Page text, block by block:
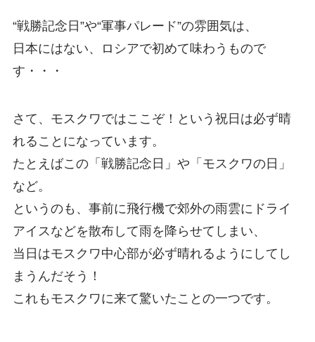
“戦勝記念日”や“軍事パレード”の雰囲気は、
日本にはない、ロシアで初めて味わうもので
す・・・
さて、モスクワではここぞ！という祝日は必ず晴
れることになっています。
たとえばこの「戦勝記念日」や「モスクワの日」
など。
というのも、事前に飛行機で郊外の雨雲にドライ
アイスなどを散布して雨を降らせてしまい、
当日はモスクワ中心部が必ず晴れるようにしてし
まうんだそう！
これもモスクワに来て驚いたことの一つです。